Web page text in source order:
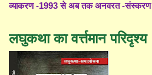
व्याकरण -1993 से अब तक अनवरत -संस्करण
लघुकथा का वर्त्तमान परिदृश्य